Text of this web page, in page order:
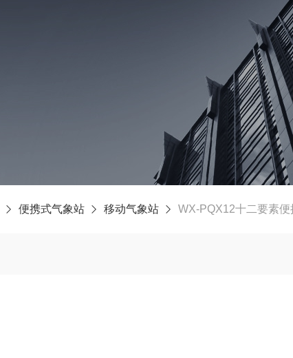
便携式气象站 移动气象站 WX-PQX12十二要素